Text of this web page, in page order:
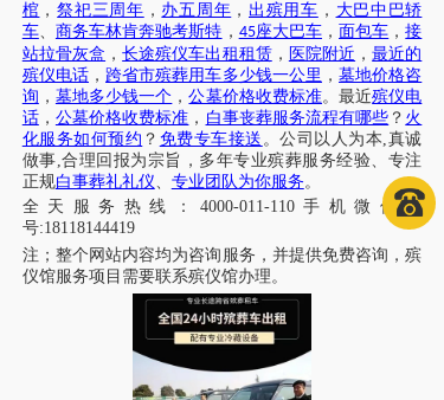
棺 ，祭祀三周年 ， 办五周年 ， 出殡用车 ， 大巴中巴轿
车、 商务车林肯奔驰考斯特 ， 45座大巴车， 面包车 ，接
站拉骨灰盒 ，长途殡仪车出租租赁， 医院附近 ，最近的
殡仪电话 ，跨省市殡葬用车多少钱一公里 ，墓地价格咨
询 ， 墓地多少钱一个 ，公墓价格收费标准。最近殡仪电
话， 公墓价格收费标准 ， 白事丧葬服务流程有哪些 ？ 火
化服务如何预约 ？ 免费专车接送 。公司以人为本,真诚
做事,合理回报为宗旨，多年专业殡葬服务经验、专注
正规白事葬礼礼仪、 专业团队为你服务。
全天服务热线
： 4000-011-110手机微信同
号:18118144419
注； 整个网站内容均为咨询服务，并提供免费咨询，殡
仪馆服务项目需要联系殡仪馆办理。